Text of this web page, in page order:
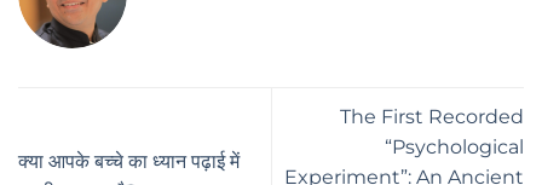
क्या आपके बच्चे का ध्यान पढ़ाई में
The First Recorded
“Psychological
Experiment”: An Ancient